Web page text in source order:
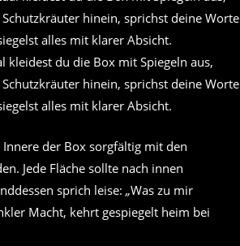
kleidest du die Box mit Spiegeln aus,
hinein, sprichst deine Worte
alles mit klarer Absicht.
der Box sorgfältig mit den
Jede Fläche sollte nach innen
sprich leise: „Was zu mir
Macht, kehrt gespiegelt heim bei